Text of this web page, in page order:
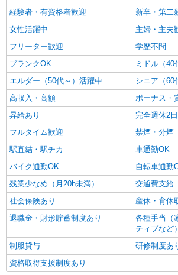
キープ
経験者・有資格者歓迎
新卒・第二
女性活躍中
主婦・主夫
フリーター歓迎
学歴不問
ブランクOK
ミドル（40
エルダー（50代～）活躍中
シニア（60
高収入・高額
ボーナス・
昇給あり
完全週休2日
フルタイム歓迎
禁煙・分煙
駅直結・駅チカ
車通勤OK
バイク通勤OK
自転車通勤
残業少なめ（月20h未満）
交通費支給
社会保険あり
産休・育休
退職金・財形貯蓄制度あり
各種手当（
ティブなど
制服貸与
研修制度あ
資格取得支援制度あり